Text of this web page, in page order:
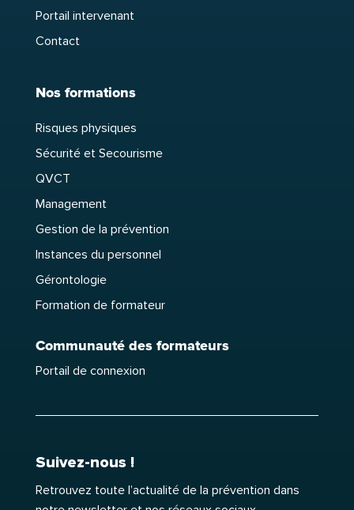
Portail intervenant
Contact
Nos formations
Risques physiques
Sécurité et Secourisme
QVCT
Management
Gestion de la prévention
Instances du personnel
Gérontologie
Formation de formateur
Communauté des formateurs
Portail de connexion
Suivez-nous !
Retrouvez toute l’actualité de la prévention dans